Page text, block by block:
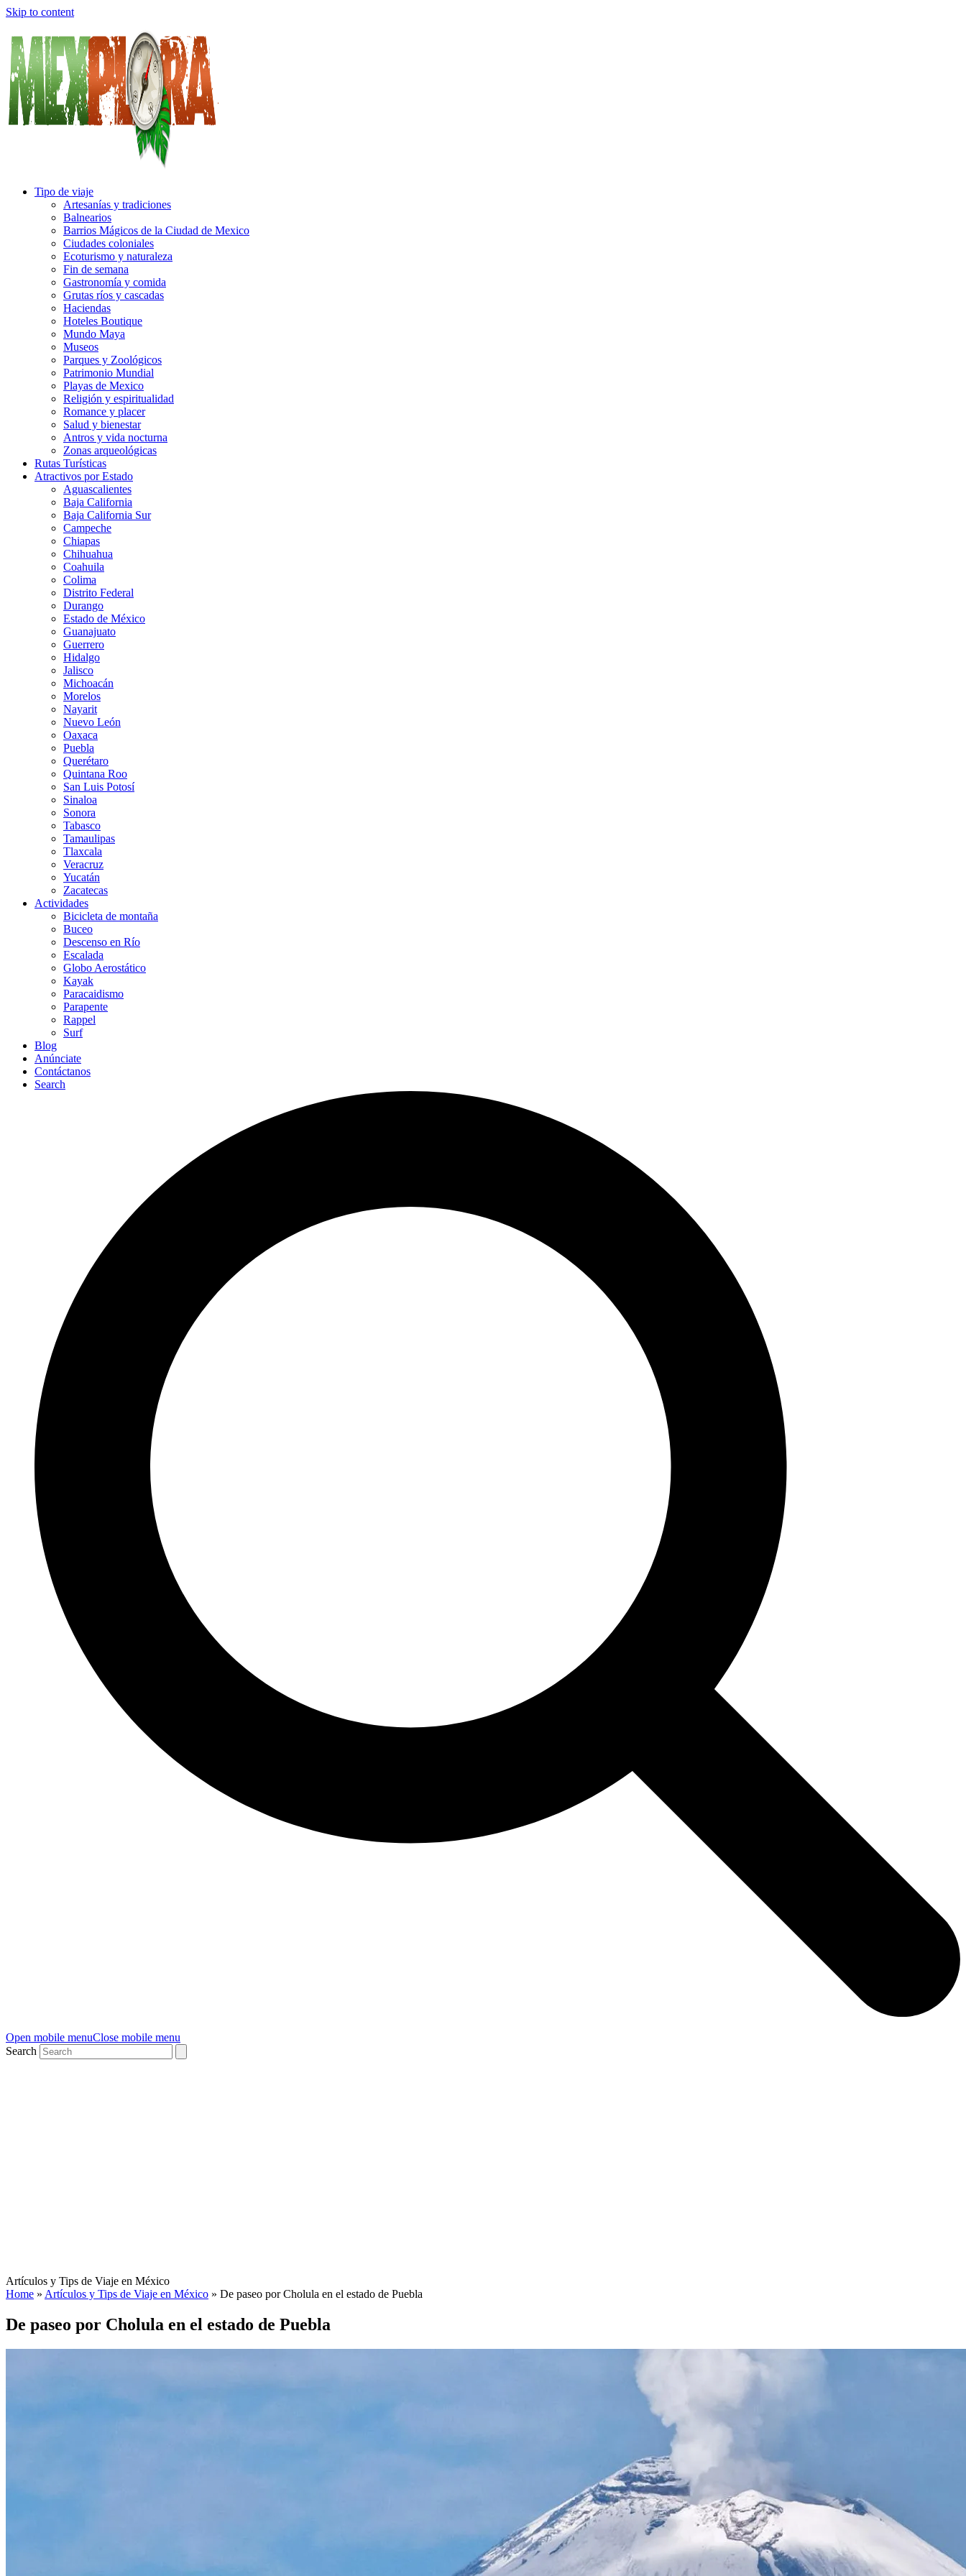
Skip to content
Tipo de viaje
Artesanías y tradiciones
Balnearios
Barrios Mágicos de la Ciudad de Mexico
Ciudades coloniales
Ecoturismo y naturaleza
Fin de semana
Gastronomía y comida
Grutas ríos y cascadas
Haciendas
Hoteles Boutique
Mundo Maya
Museos
Parques y Zoológicos
Patrimonio Mundial
Playas de Mexico
Religión y espiritualidad
Romance y placer
Salud y bienestar
Antros y vida nocturna
Zonas arqueológicas
Rutas Turísticas
Atractivos por Estado
Aguascalientes
Baja California
Baja California Sur
Campeche
Chiapas
Chihuahua
Coahuila
Colima
Distrito Federal
Durango
Estado de México
Guanajuato
Guerrero
Hidalgo
Jalisco
Michoacán
Morelos
Nayarit
Nuevo León
Oaxaca
Puebla
Querétaro
Quintana Roo
San Luis Potosí
Sinaloa
Sonora
Tabasco
Tamaulipas
Tlaxcala
Veracruz
Yucatán
Zacatecas
Actividades
Bicicleta de montaña
Buceo
Descenso en Río
Escalada
Globo Aerostático
Kayak
Paracaidismo
Parapente
Rappel
Surf
Blog
Anúnciate
Contáctanos
Search
Open mobile menuClose mobile menu
Search
Artículos y Tips de Viaje en México
Home » Artículos y Tips de Viaje en México » De paseo por Cholula en el estado de Puebla
De paseo por Cholula en el estado de Puebla